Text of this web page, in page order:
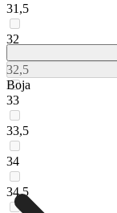
31,5
32
32,5
33
33,5
34
34,5
Boja